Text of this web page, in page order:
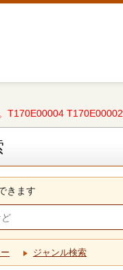
T170E00004 T170E00002
きます
ジャンル検索